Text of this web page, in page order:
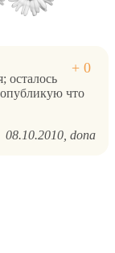
осталось
что
08.10.2010 dona